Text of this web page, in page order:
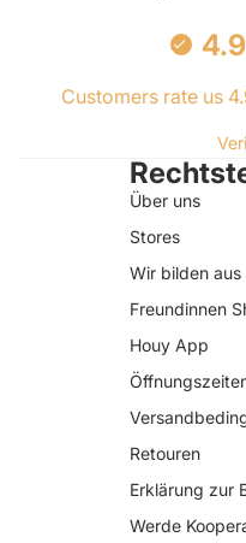
4.9
Customers rate us
Über uns
Stores
Wir bilden aus
Freundinnen
Houy App
Retouren
Erklärung zur
Werde